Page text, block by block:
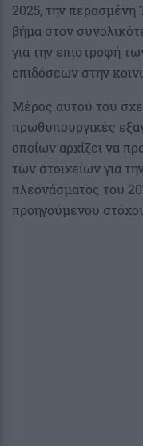
2025, την περασμένη
βήμα στον
για την επιστροφή
επιδόσεων στην
Μέρος αυτού του
πρωθυπουργικές
οποίων αρχίζει να
των στοιχείων για
πλεονάσματος του
προηγούμενου